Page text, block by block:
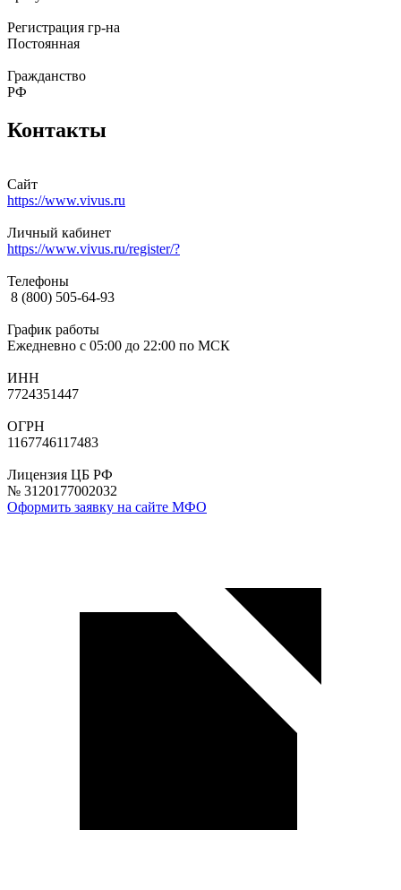
Регистрация гр-на
Постоянная
Гражданство
РФ
Контакты
Сайт
https://www.vivus.ru
Личный кабинет
https://www.vivus.ru/register/?
Телефоны
8 (800) 505-64-93
График работы
Ежедневно с 05:00 до 22:00 по МСК
ИНН
7724351447
ОГРН
1167746117483
Лицензия ЦБ РФ
№ 3120177002032
Оформить заявку на сайте МФО